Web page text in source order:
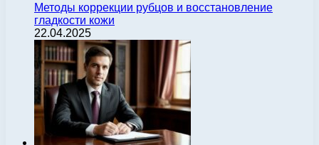
Методы коррекции рубцов и восстановление
гладкости кожи
22.04.2025